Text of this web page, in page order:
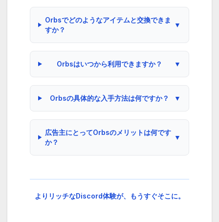
Orbsでどのようなアイテムと交換できま
すか？
▼
Orbsはいつから利用できますか？ ▼
Orbsの具体的な入手方法は何ですか？ ▼
広告主にとってOrbsのメリットは何です
か？
▼
よりリッチなDiscord体験が、もうすぐそこに。